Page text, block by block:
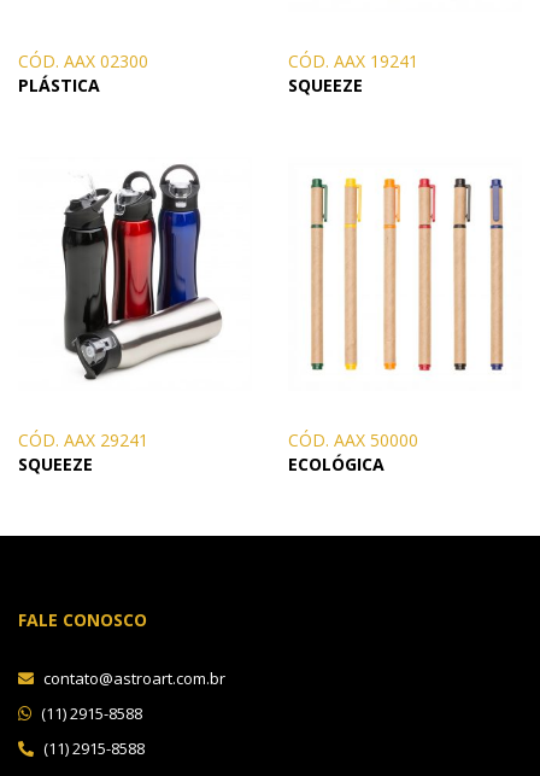
CÓD. AAX 02300
PLÁSTICA
CÓD. AAX 19241
SQUEEZE
CÓD. AAX 29241
SQUEEZE
CÓD. AAX 50000
ECOLÓGICA
FALE CONOSCO
contato@astroart.com.br
(11) 2915-8588
(11) 2915-8588